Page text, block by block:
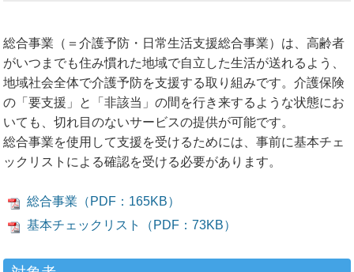
総合事業（＝介護予防・日常生活支援総合事業）は、高齢者
がいつまでも住み慣れた地域で自立した生活が送れるよう、
地域社会全体で介護予防を支援する取り組みです。介護保険
の「要支援」と「非該当」の間を行き来するような状態にお
いても、切れ目のないサービスの提供が可能です。
総合事業を使用して支援を受けるためには、事前に基本チェ
ックリストによる確認を受ける必要があります。
総合事業（PDF：165KB）
基本チェックリスト（PDF：73KB）